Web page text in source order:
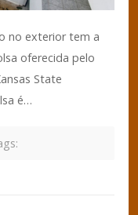
no exterior tem a
oferecida pelo
State
é…